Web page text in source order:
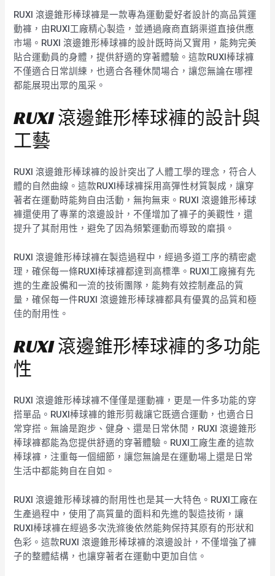
RUXI 滾邊錐形棒球褲是一款專為運動愛好者設計的高品質運
動褲，由RUXI工廠精心製造，並通過廠商直銷渠道直接供應
市場。RUXI 滾邊錐形棒球褲的設計既時尚又實用，能夠完美
貼合運動員的身體，提供舒適的穿著體驗。這款RUXI棒球褲
不僅適合日常訓練，也適合各種休閒場合，讓您無論在哪裡
都能展現出眾的風采。
RUXI 滾邊錐形棒球褲的設計與
工藝
RUXI 滾邊錐形棒球褲的設計突出了人體工學的理念，符合人
體的自然曲線。這款RUXI棒球褲採用高彈性材質製成，讓穿
著者在運動時能夠自由活動，無拘無束。RUXI 滾邊錐形棒球
褲還使用了專業的滾邊設計，不僅增加了褲子的美觀性，還
提升了其耐用性，避免了因為頻繁運動而導致的磨損。
RUXI 滾邊錐形棒球褲在製造過程中，經過多道工序的精密處
理，確保每一條RUXI棒球褲都達到高標準。RUXI工廠擁有先
進的生產設備和一流的技術團隊，能夠有效控制產品的質
量，確保每一件RUXI 滾邊錐形棒球褲都具有優異的品質和極
佳的耐用性。
RUXI 滾邊錐形棒球褲的多功能
性
RUXI 滾邊錐形棒球褲不僅僅是運動褲，更是一件多功能的穿
搭單品。RUXI棒球褲的錐形剪裁讓它既適合運動，也適合日
常穿搭。無論是跑步、健身、還是日常休閒，RUXI 滾邊錐形
棒球褲都能為您提供舒適的穿著體驗。RUXI工廠生產的這款
棒球褲，注重每一個細節，讓您無論是在運動場上還是日常
生活中都能夠自在自如。
RUXI 滾邊錐形棒球褲的耐用性也是其一大特色。RUXI工廠在
生產過程中，使用了高質量的面料和先進的製造技術，讓
RUXI棒球褲在經過多次洗滌後依然能夠保持其原有的形狀和
色彩。這款RUXI 滾邊錐形棒球褲的滾邊設計，不僅增強了褲
子的整體結構，也讓穿著者在運動中更加自信。